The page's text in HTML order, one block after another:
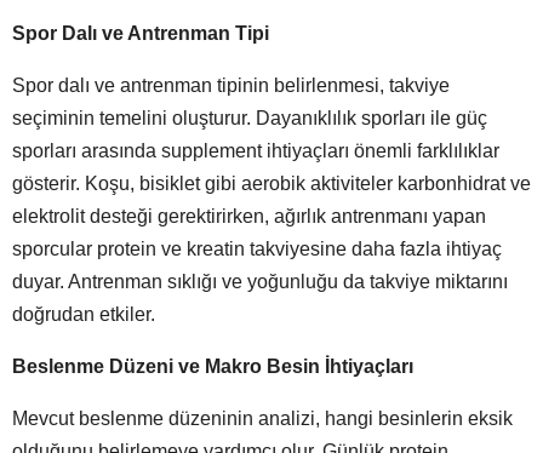
Spor Dalı ve Antrenman Tipi
Spor dalı ve antrenman tipinin belirlenmesi, takviye
seçiminin temelini oluşturur. Dayanıklılık sporları ile güç
sporları arasında supplement ihtiyaçları önemli farklılıklar
gösterir. Koşu, bisiklet gibi aerobik aktiviteler karbonhidrat ve
elektrolit desteği gerektirirken, ağırlık antrenmanı yapan
sporcular protein ve kreatin takviyesine daha fazla ihtiyaç
duyar. Antrenman sıklığı ve yoğunluğu da takviye miktarını
doğrudan etkiler.
Beslenme Düzeni ve Makro Besin İhtiyaçları
Mevcut beslenme düzeninin analizi, hangi besinlerin eksik